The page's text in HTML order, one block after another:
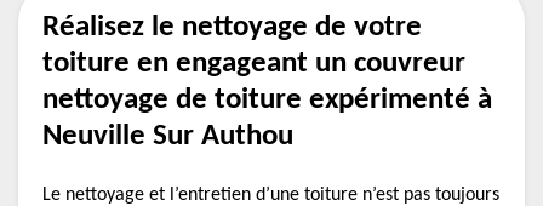
Réalisez le nettoyage de votre
toiture en engageant un couvreur
nettoyage de toiture expérimenté à
Neuville Sur Authou
Le nettoyage et l’entretien d’une toiture n’est pas toujours